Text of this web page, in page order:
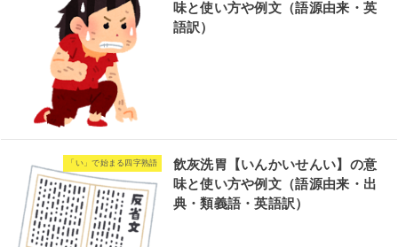
味と使い方や例文（語源由来・英
語訳）
「い」で始まる四字熟語
飲灰洗胃【いんかいせんい】の意
味と使い方や例文（語源由来・出
典・類義語・英語訳）